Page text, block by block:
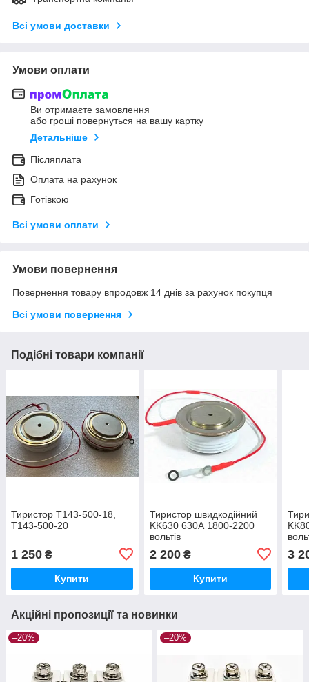
Всі умови доставки
Умови оплати
Ви отримаєте замовлення
або гроші повернуться на вашу картку
Детальніше
Післяплата
Оплата на рахунок
Готівкою
Всі умови оплати
Умови повернення
Повернення товару впродовж 14 днів за рахунок покупця
Всі умови повернення
Подібні товари компанії
Тиристор Т143-500-18,
Т143-500-20
1 250 ₴
Купити
Тиристор швидкодійний
KK630 630А 1800-2200
вольтів
2 200₴
Купити
3
Акційні пропозиції та новинки
–20% –20%